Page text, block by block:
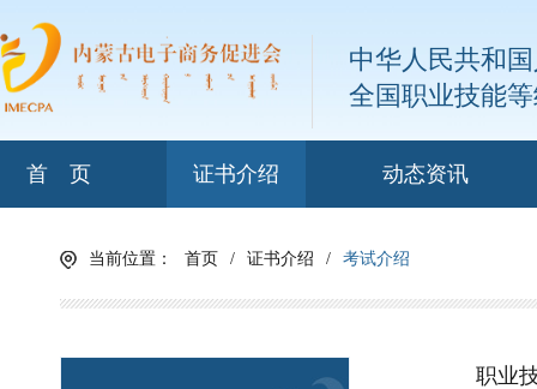
中华人民共和
全国职业技能
首 页 证书介绍 动态资讯
当前位置： 首页 / 证书介绍 / 考试介绍
职业